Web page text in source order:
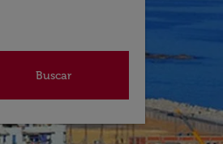
Buscar